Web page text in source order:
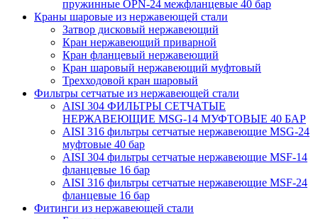
пружинные OPN-24 межфланцевые 40 бар
Краны шаровые из нержавеющей стали
Затвор дисковый нержавеющий
Кран нержавеющий приварной
Кран фланцевый нержавеющий
Кран шаровый нержавеющий муфтовый
Трехходовой кран шаровый
Фильтры сетчатые из нержавеющей стали
AISI 304 ФИЛЬТРЫ СЕТЧАТЫЕ
НЕРЖАВЕЮЩИЕ MSG-14 МУФТОВЫЕ 40 БАР
AISI 316 фильтры сетчатые нержавеющие MSG-24
муфтовые 40 бар
AISI 304 фильтры сетчатые нержавеющие MSF-14
фланцевые 16 бар
AISI 316 фильтры сетчатые нержавеющие MSF-24
фланцевые 16 бар
Фитинги из нержавеющей стали